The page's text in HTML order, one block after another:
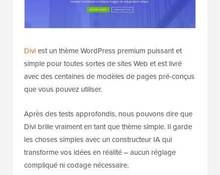
Diviest un thème WordPress premium puissant et
simple pour toutes sortes de sites Web et est livré
avec des centaines de modèles de pages pré-conçus
que vous pouvez utiliser.
Après des tests approfondis, nous pouvons dire que
Divi brille vraiment en tant que thème simple. Il garde
les choses simples avec un constructeur IA qui
transforme vos idées en réalité – aucun réglage
compliqué ni codage nécessaire.